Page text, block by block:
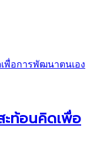
ะท้อนคิดเพื่อ